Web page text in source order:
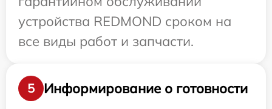
устройства REDMOND сроком на
все виды работ и запчасти.
5
Информирование о готовности